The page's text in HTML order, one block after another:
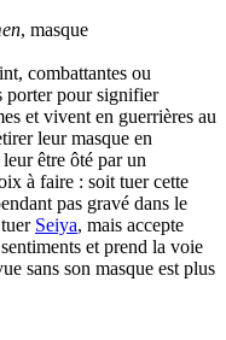
, masque
combattantes ou
porter pour signifier
et vivent en guerrières au
leur masque en
être ôté par un
à faire : soit tuer cette
pas gravé dans le
Seiya, mais accepte
et prend la voie
sans son masque est plus